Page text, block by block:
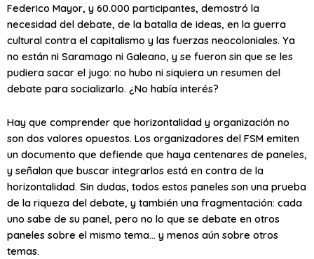
Federico Mayor, y 60.000 participantes, demostró la
necesidad del debate, de la batalla de ideas, en la guerra
cultural contra el capitalismo y las fuerzas neocoloniales. Ya
no están ni Saramago ni Galeano, y se fueron sin que se les
pudiera sacar el jugo: no hubo ni siquiera un resumen del
debate para socializarlo. ¿No había interés?
Hay que comprender que horizontalidad y organización no
son dos valores opuestos. Los organizadores del FSM emiten
un documento que defiende que haya centenares de paneles,
y señalan que buscar integrarlos está en contra de la
horizontalidad. Sin dudas, todos estos paneles son una prueba
de la riqueza del debate, y también una fragmentación: cada
uno sabe de su panel, pero no lo que se debate en otros
paneles sobre el mismo tema… y menos aún sobre otros
temas.